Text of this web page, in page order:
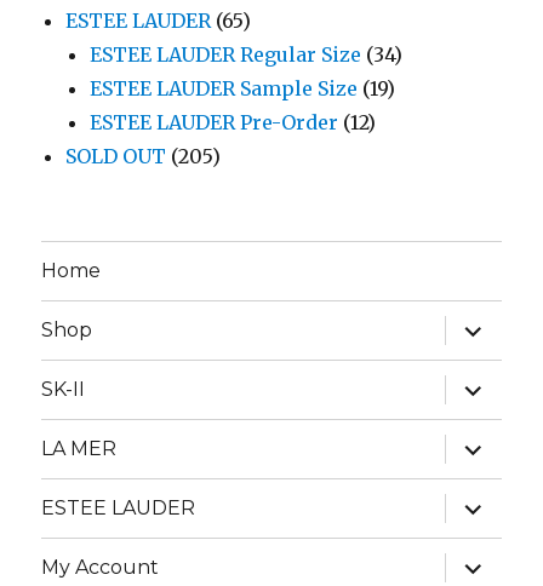
ESTEE LAUDER (65)
ESTEE LAUDER Regular Size (34)
ESTEE LAUDER Sample Size (19)
ESTEE LAUDER Pre-Order (12)
SOLD OUT (205)
Home
Shop
expand
child
menu
SK-II
expand
child
menu
LA MER
expand
child
menu
ESTEE LAUDER
expand
child
menu
My Account
expand
child